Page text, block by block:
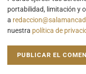
portabilidad, limitación y
a
nuestra política de